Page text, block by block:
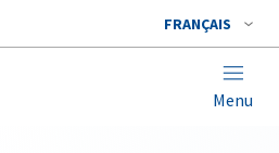
FRANÇAIS
Menu